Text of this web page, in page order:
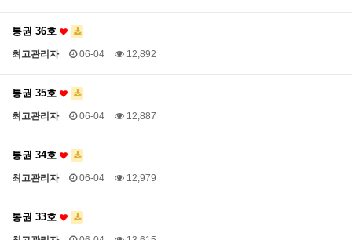
통권 36호
최고관리자 06-04 12,892
통권 35호
최고관리자 06-04 12,887
통권 34호
최고관리자 06-04 12,979
통권 33호